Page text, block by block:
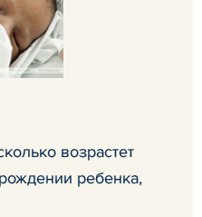
возрастет
ребенка,